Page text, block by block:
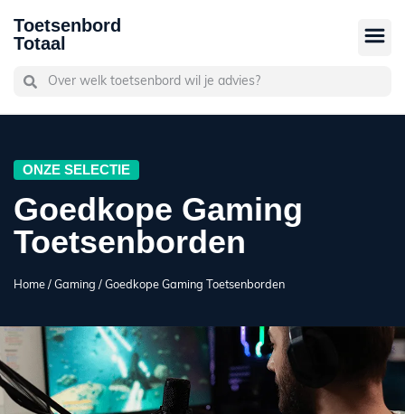
Toetsenbord
Totaal
ONZE SELECTIE
Goedkope Gaming
Toetsenborden
Home / Gaming / Goedkope Gaming Toetsenborden